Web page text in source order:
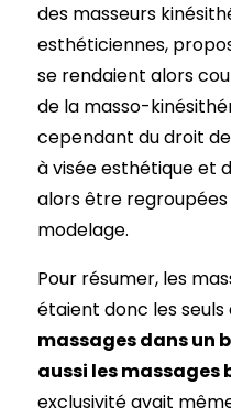
des masseurs
esthéticiennes,
se rendaient alors
de la masso-
cependant du droit
à visée esthétique et
alors être regroupées
modelage.
Pour résumer, les
étaient donc les
massages dans un
aussi les massages
exclusivité avait